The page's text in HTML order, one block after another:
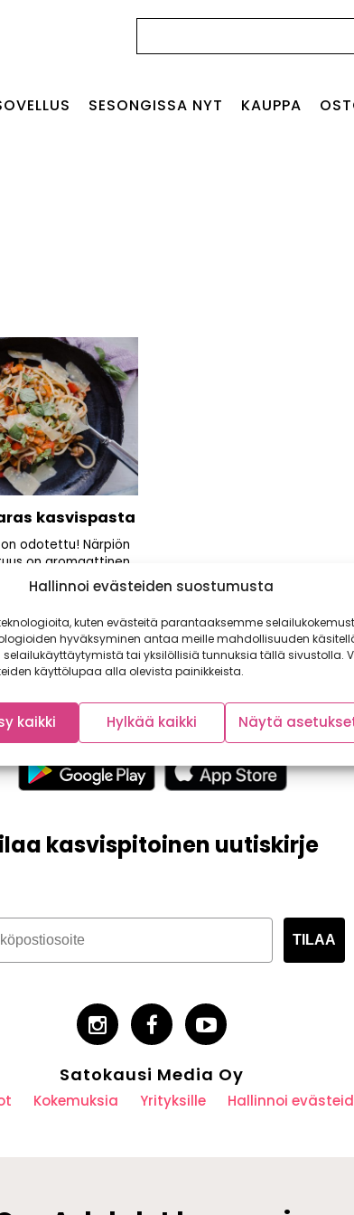
Hallinnoi evästeiden suostumusta
kuten evästeitä parantaaksemme
hyväksyminen antaa meille mahdollisuuden
selailukäyttäytymistä tai yksilöllisiä tunnuksia tällä sivustolla.
käyttölupaa alla olevista painikkeista.
kaikki Hylkää kaikki Näytä
SESONGISSA NYT KAUPPA
kasvispasta
odotettu! Närpiön
on aromaattinen
joka...
kasvispitoinen uutiskirje
TILAA
Satokausi Media Oy
Kokemuksia Yrityksille Hallinnoi